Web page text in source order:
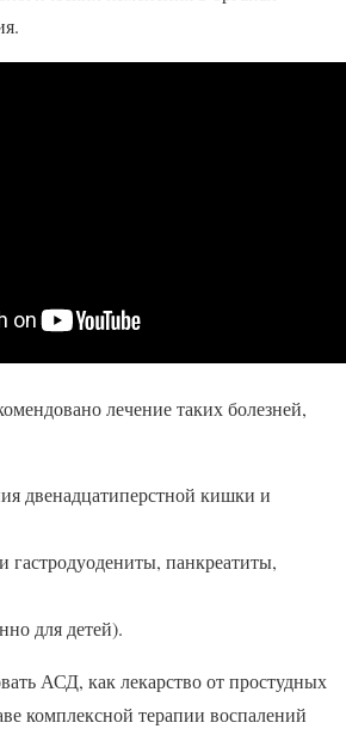
лечение таких болезней,
двенадцатиперстной кишки и
гастродуодениты, панкреатиты,
для детей).
АСД, как лекарство от простудных
комплексной терапии воспалений